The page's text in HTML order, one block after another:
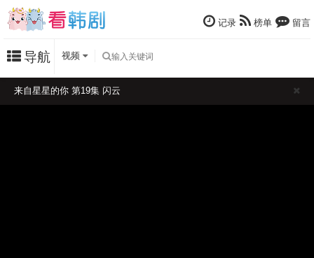
记录 榜单 留言
导航 视频
来自星星的你 第19集 闪云